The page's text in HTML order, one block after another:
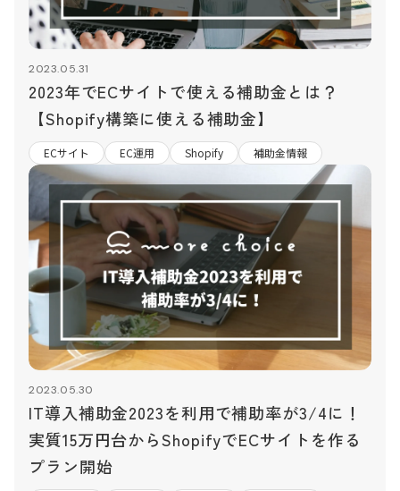
2023.05.31
2023年でECサイトで使える補助金とは？
【Shopify構築に使える補助金】
ECサイト EC運用 Shopify 補助金情報
2023.05.30
IT導入補助金2023を利用で補助率が3/4に！
実質15万円台からShopifyでECサイトを作る
プラン開始